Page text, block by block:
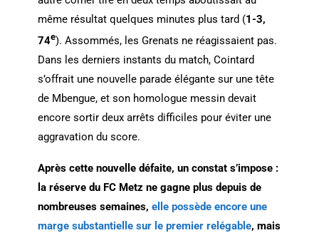
même résultat quelques minutes plus tard (1-3,
74e). Assommés, les Grenats ne réagissaient pas.
Dans les derniers instants du match, Cointard
s’offrait une nouvelle parade élégante sur une tête
de Mbengue, et son homologue messin devait
encore sortir deux arrêts difficiles pour éviter une
aggravation du score.
Après cette nouvelle défaite, un constat s’impose :
la réserve du FC Metz ne gagne plus depuis de
nombreuses semaines, elle possède encore une
marge substantielle sur le premier relégable, mais